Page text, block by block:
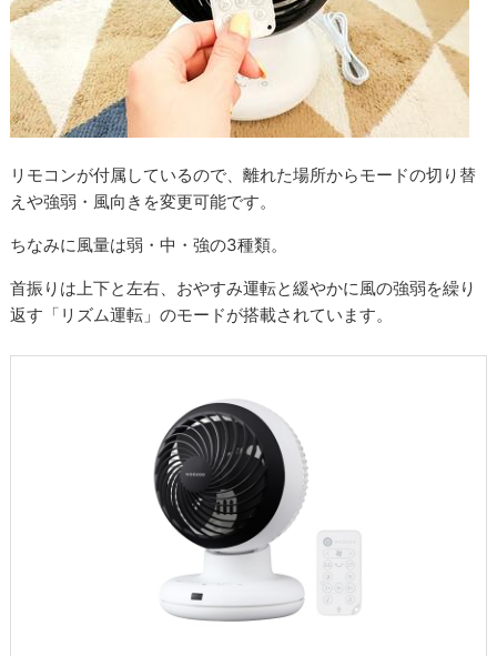
リモコンが付属しているので、離れた場所からモードの切り替
えや強弱・風向きを変更可能です。
ちなみに風量は弱・中・強の3種類。
首振りは上下と左右、おやすみ運転と緩やかに風の強弱を繰り
返す「リズム運転」のモードが搭載されています。